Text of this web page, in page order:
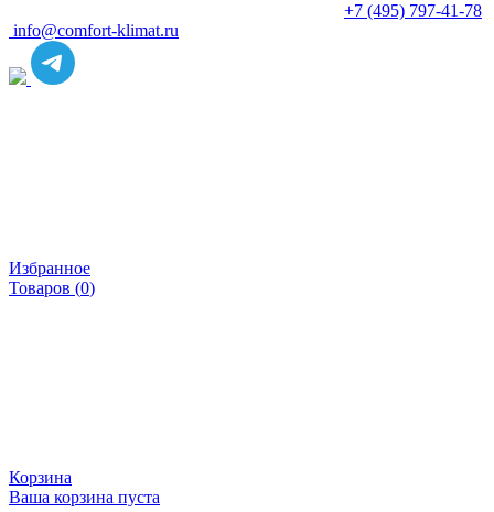
+7 (495) 797-41-78
info@comfort-klimat.ru
Избранное
Товаров (0)
Корзина
Ваша корзина пуста